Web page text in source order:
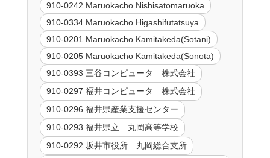
910-0242 Maruokacho Nishisatomaruoka
910-0334 Maruokacho Higashifutatsuya
910-0201 Maruokacho Kamitakeda(Sotani)
910-0205 Maruokacho Kamitakeda(Sonota)
910-0393 三谷コンピュータ 株式会社
910-0297 福井コンピュータ 株式会社
910-0296 福井県産業支援センター
910-0293 福井県立 丸岡高等学校
910-0292 坂井市役所 丸岡総合支所